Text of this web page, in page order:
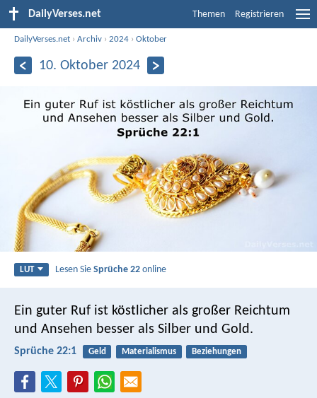
DailyVerses.net Themen Registrieren
DailyVerses.net ›Archiv ›2024 ›Oktober
10. Oktober 2024
LUT Lesen SieSprüche 22 online
Ein guter Ruf ist köstlicher als großer Reichtum
und Ansehen besser als Silber und Gold.
Sprüche 22:1 Geld Materialismus Beziehungen